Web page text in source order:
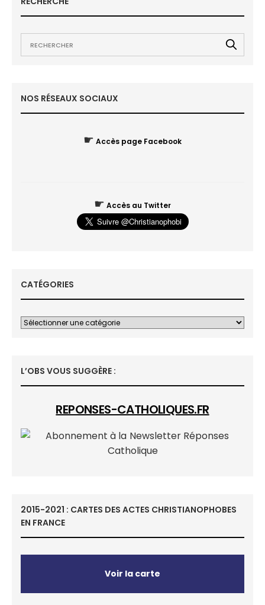
NOS RÉSEAUX SOCIAUX
☛ Accès page Facebook
☛ Accès au Twitter
CATÉGORIES
L’OBS VOUS SUGGÈRE :
REPONSES-CATHOLIQUES.FR
2015-2021 : CARTES DES ACTES CHRISTIANOPHOBES
EN FRANCE
Voir la carte